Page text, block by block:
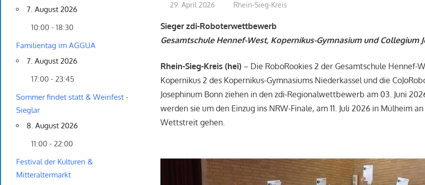
29. April 2026 treffpunkt
Rhein-Sieg-Kreis
Sieger zdi-Roboterwettbewerb
Gesamtschule Hennef-West, Kopernikus-Gymnasium und Collegium
Rhein-Sieg-Kreis (hei) – Die RoboRookies 2 der Gesamtschule Hennef-
Kopernikus 2 des Kopernikus-Gymnasiums Niederkassel und die
Josephinum Bonn ziehen in den zdi-Regionalwettbewerb am 03. Juni
werden sie um den Einzug ins NRW-Finale, am 11. Juli 2026 in Mülheim
Wettstreit gehen.
7. August 2026
10:00 - 18:30
Familientag im AGGUA
7. August 2026
17:00 - 23:45
Sommer findet statt & Weinfest -
Sieglar
8. August 2026
11:00 - 22:00
Festival der Kulturen &
Mitteraltermarkt